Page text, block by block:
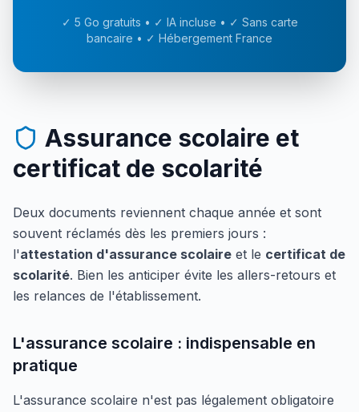
✓ 5 Go gratuits • ✓ IA incluse • ✓ Sans carte
bancaire • ✓ Hébergement France
Assurance scolaire et
certificat de scolarité
Deux documents reviennent chaque année et sont
souvent réclamés dès les premiers jours :
l'attestation d'assurance scolaire et le certificat de
scolarité. Bien les anticiper évite les allers-retours et
les relances de l'établissement.
L'assurance scolaire : indispensable en
pratique
L'assurance scolaire n'est pas légalement obligatoire